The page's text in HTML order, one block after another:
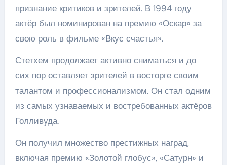
признание критиков и зрителей. В 1994 году
актёр был номинирован на премию «Оскар» за
свою роль в фильме «Вкус счастья».
Стетхем продолжает активно сниматься и до
сих пор оставляет зрителей в восторге своим
талантом и профессионализмом. Он стал одним
из самых узнаваемых и востребованных актёров
Голливуда.
Он получил множество престижных наград,
включая премию «Золотой глобус», «Сатурн» и